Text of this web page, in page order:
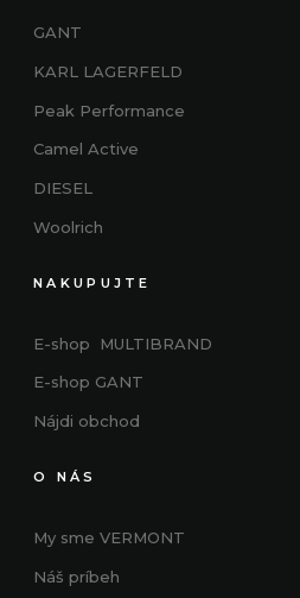
GANT
KARL LAGERFELD
Peak Performance
Camel Active
DIESEL
Woolrich
NAKUPUJTE
E-shop MULTIBRAND
E-shop GANT
Nájdi obchod
O NÁS
My sme VERMONT
Náš príbeh